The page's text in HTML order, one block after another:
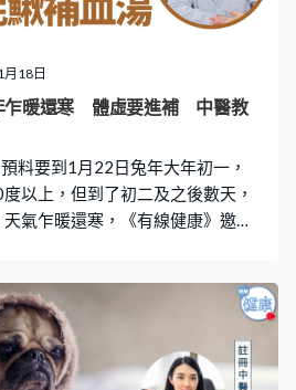
善氣血平衡，達致防治疾病的效
毒素越多，然而，消委會報告指
產生的「痧象」，與刮拭部位和
時間長短等，都有密切關係。刮
18日
乍暖還寒 體虛要進補 中醫教
料要到1月22日兔年大年初一，
以上，但到了初二及之後數天，
氣乍暖還寒，《有線健康》邀請
日，早晚溫差大，體虛的人士可能
，穿什麼衣服成為最大煩惱。「中
中醫內科博士李灼珊表示，這季
，更重要是養生補血，對抗一早